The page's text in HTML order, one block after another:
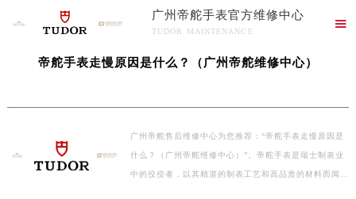
广州帝舵手表官方维修中心
TUDOR MAINTENANCE

广州帝舵手表官方维修中心 >文章库> 帝舵手表走慢原因是什么？（广州帝
帝舵手表走慢原因是什么？（广州帝舵维修中心）
广州帝舵售后维修中心为您推荐：“帝舵手表走慢原因是
什么？（广州帝舵维修中心）”。帝舵手表是瑞士制表业
中的佼佼者，以其精湛的制表工艺和高品质的材料而闻